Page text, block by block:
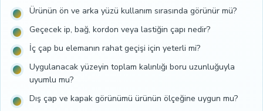
Ürünün ön ve arka yüzü kullanım sırasında görünür mü?
Geçecek ip, bağ, kordon veya lastiğin çapı nedir?
İç çap bu elemanın rahat geçişi için yeterli mi?
Uygulanacak yüzeyin toplam kalınlığı boru uzunluğuyla
uyumlu mu?
Dış çap ve kapak görünümü ürünün ölçeğine uygun mu?